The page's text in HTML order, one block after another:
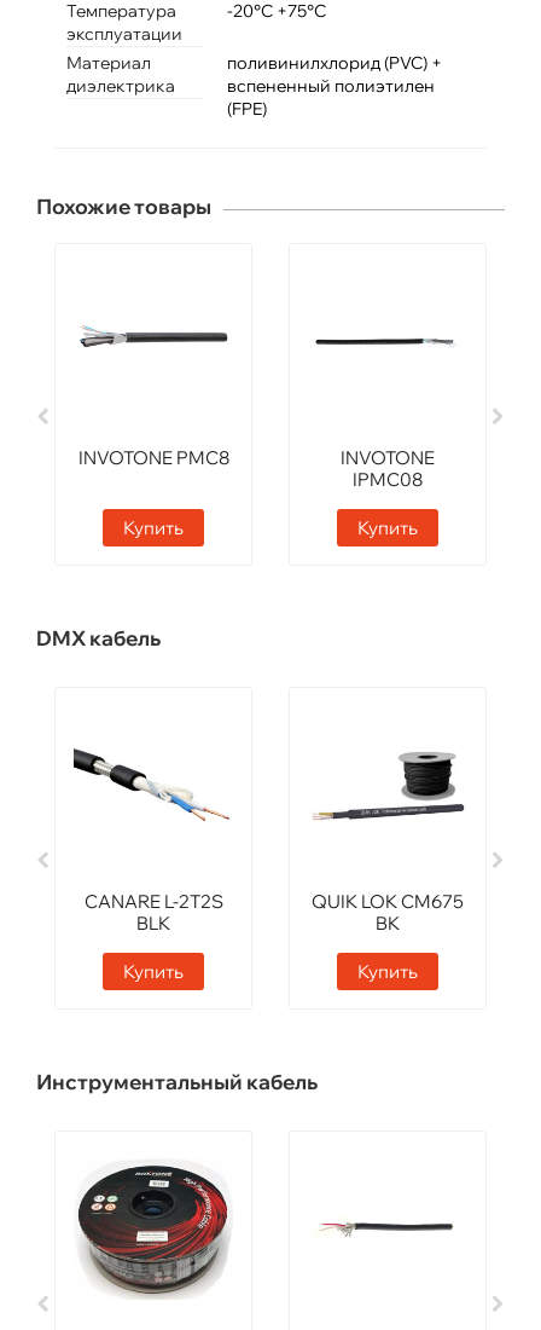
Температура
эксплуатации
-20°C +75°C
Материал
диэлектрика
поливинилхлорид (PVC) +
вспененный полиэтилен
(FPE)
Похожие товары
INVOTONE PMC8
Купить
INVOTONE
IPMC08
Купить
DMX кабель
CANARE L-2T2S
BLK
Купить
QUIK LOK CM675
BK
Купить
Инструментальный кабель